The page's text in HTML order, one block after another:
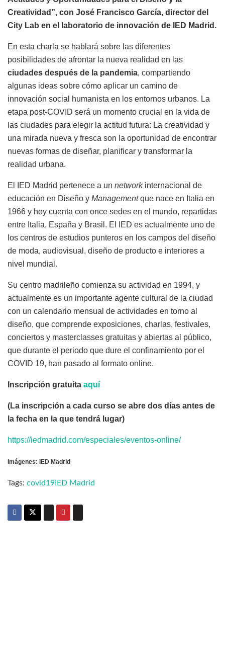
Creatividad”, con José Francisco García, director del
City Lab en el laboratorio de innovación de IED Madrid.
En esta charla se hablará sobre las diferentes
posibilidades de afrontar la nueva realidad en las
ciudades después de la pandemia, compartiendo
algunas ideas sobre cómo aplicar un camino de
innovación social humanista en los entornos urbanos. La
etapa post-COVID será un momento crucial en la vida de
las ciudades para elegir la actitud futura: La creatividad y
una mirada nueva y fresca son la oportunidad de encontrar
nuevas formas de diseñar, planificar y transformar la
realidad urbana.
El IED Madrid pertenece a un networkinternacional de
educación en Diseño y Managementque nace en Italia en
1966 y hoy cuenta con once sedes en el mundo, repartidas
entre Italia, España y Brasil. El IED es actualmente uno de
los centros de estudios punteros en los campos del diseño
de moda, audiovisual, diseño de producto e interiores a
nivel mundial.
Su centro madrileño comienza su actividad en 1994, y
actualmente es un importante agente cultural de la ciudad
con un calendario mensual de actividades en torno al
diseño, que comprende exposiciones, charlas, festivales,
conciertos y masterclasses gratuitas y abiertas al público,
que durante el periodo que dure el confinamiento por el
COVID 19, han pasado al formato online.
Inscripción gratuita aquí
(La inscripción a cada curso se abre dos días antes de
la fecha en la que tendrá lugar)
https://iedmadrid.com/especiales/eventos-online/
Imágenes: IED Madrid
Tags: covid19 IED Madrid